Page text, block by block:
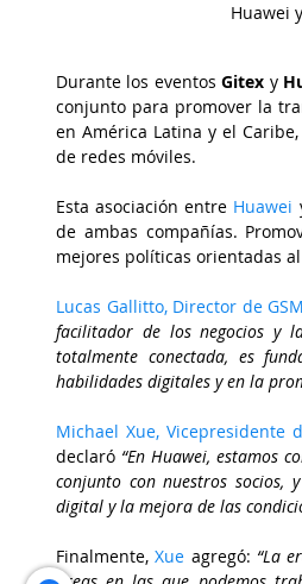
Huawei
Durante los eventos Gitex y
conjunto para promover la
en América Latina y el
de redes móviles.
Esta asociación entre Huawei
de ambas compañías.
mejores políticas orientadas
Lucas Gallitto, Director de
facilitador de los negocios y
totalmente conectada, es
habilidades digitales y en la
Michael Xue, Vicepresidente
declaró “En Huawei, estamos
conjunto con nuestros socios,
digital y la mejora de las
Finalmente, Xue agregó: “La